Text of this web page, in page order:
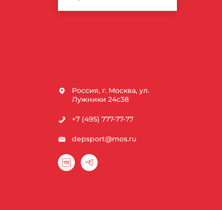
Россия, г. Москва, ул.
Лужники 24с38
+7 (495) 777-77-77
depsport@mos.ru